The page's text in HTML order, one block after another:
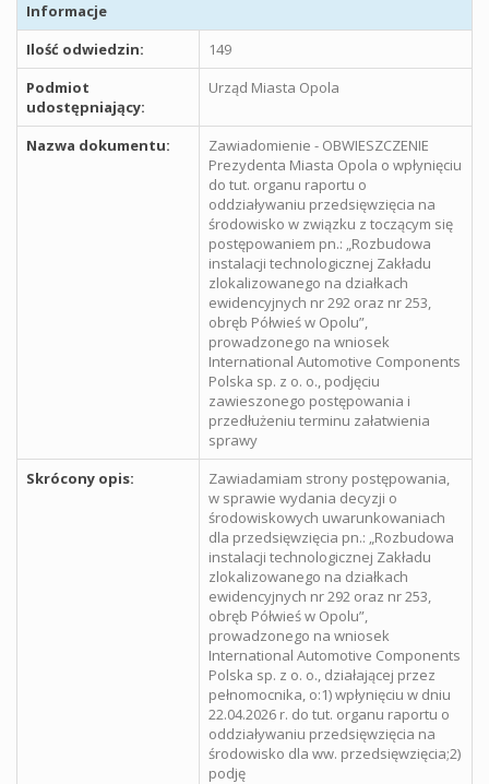
Informacje
Ilość odwiedzin:
149
Podmiot
udostępniający:
Urząd Miasta Opola
Nazwa dokumentu:
Zawiadomienie - OBWIESZCZENIE
Prezydenta Miasta Opola o wpłynięciu
do tut. organu raportu o
oddziaływaniu przedsięwzięcia na
środowisko w związku z toczącym się
postępowaniem pn.: „Rozbudowa
instalacji technologicznej Zakładu
zlokalizowanego na działkach
ewidencyjnych nr 292 oraz nr 253,
obręb Półwieś w Opolu”,
prowadzonego na wniosek
International Automotive Components
Polska sp. z o. o., podjęciu
zawieszonego postępowania i
przedłużeniu terminu załatwienia
sprawy
Skrócony opis:
Zawiadamiam strony postępowania,
w sprawie wydania decyzji o
środowiskowych uwarunkowaniach
dla przedsięwzięcia pn.: „Rozbudowa
instalacji technologicznej Zakładu
zlokalizowanego na działkach
ewidencyjnych nr 292 oraz nr 253,
obręb Półwieś w Opolu”,
prowadzonego na wniosek
International Automotive Components
Polska sp. z o. o., działającej przez
pełnomocnika, o:1) wpłynięciu w dniu
22.04.2026 r. do tut. organu raportu o
oddziaływaniu przedsięwzięcia na
środowisko dla ww. przedsięwzięcia;2)
podję